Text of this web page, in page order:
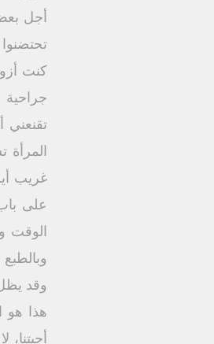
أجل
كنت
غريب
على
الوقت
وقد
هذا هو